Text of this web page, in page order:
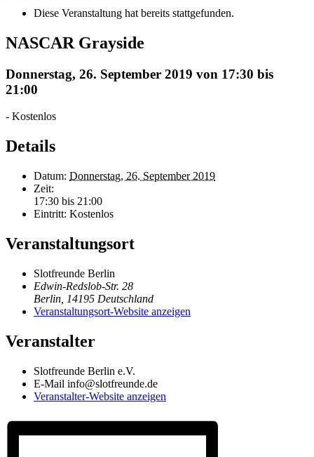
Diese Veranstaltung hat bereits stattgefunden.
NASCAR Grayside
Donnerstag, 26. September 2019 von 17:30 bis
21:00
- Kostenlos
Details
Datum: Donnerstag, 26. September 2019
Zeit:
17:30 bis 21:00
Eintritt: Kostenlos
Veranstaltungsort
Slotfreunde Berlin
Edwin-Redslob-Str. 28
Berlin 14195 Deutschland
Veranstaltungsort-Website anzeigen
Veranstalter
Slotfreunde Berlin e.V.
E-Mail info@slotfreunde.de
Veranstalter-Website anzeigen